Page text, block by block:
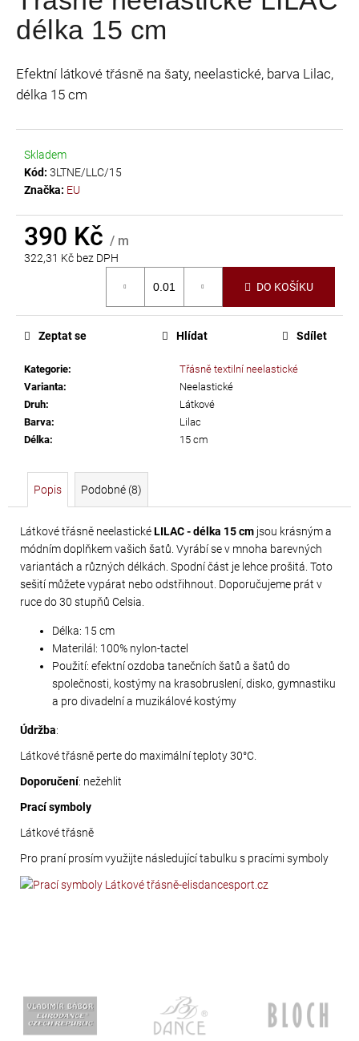
je
0,0
hvězdiček.
délka 15 cm
Efektní látkové třásně na šaty, neelastické, barva Lilac,
délka 15 cm
Skladem
Kód: 3LTNE/LLC/15
Značka: EU
390 Kč / m
322,31 Kč bez DPH
DO KOŠÍKU
Kategorie:
Třásně textilní neelastické
Varianta:
Neelastické
Druh:
Látkové
Barva:
Lilac
Délka: 15 cm
Zeptat se Hlídat Sdílet
Popis Podobné (8)
Látkové třásně neelastickéLILAC - délka 15 cm jsou krásným a
módním doplňkem vašich šatů. Vyrábí se v mnoha barevných
variantách a různých délkách. Spodní část je lehce prošitá. Toto
sešití můžete vypárat nebo odstřihnout. Doporučujeme prát v
ruce do 30 stupňů Celsia.
Délka: 15 cm
Materilál: 100% nylon-tactel
Použití: efektní ozdoba tanečních šatů a šatů do
společnosti, kostýmy na krasobruslení, disko, gymnastiku
a pro divadelní a muzikálové kostýmy
Údržba:
Látkové třásně perte do maximální teploty 30°C.
Doporučení: nežehlit
Prací symboly
Látkové třásně
Pro praní prosím využijte následující tabulku s pracími symboly
a
j
t
?
D
o
č
u
e
m
BARBADOS
DÉLKA
30
CM